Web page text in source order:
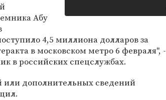
Абу
4,5 миллиона долларов за
в московском метро 6 февраля", -
в российских спецслужбах.
или дополнительных сведений